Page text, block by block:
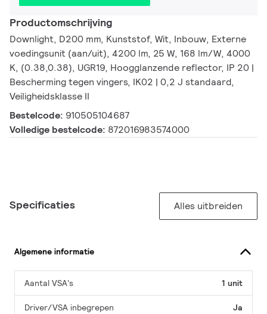
Productomschrijving
Downlight, D200 mm, Kunststof, Wit, Inbouw, Externe
voedingsunit (aan/uit), 4200 lm, 25 W, 168 lm/W, 4000
K, (0.38,0.38), UGR19, Hoogglanzende reflector, IP 20 |
Bescherming tegen vingers, IK02 | 0,2 J standaard,
Veiligheidsklasse II
Bestelcode: 910505104687
Volledige bestelcode: 872016983574000
Specificaties Alles uitbreiden
Algemene informatie
Aantal VSA's 1 unit
Driver/VSA inbegrepen Ja